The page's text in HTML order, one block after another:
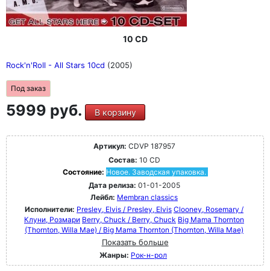
10 CD
Rock'n'Roll - All Stars 10cd (2005)
Под заказ
5999 руб. В корзину
Артикул: CDVP 187957
Состав: 10 CD
Состояние: Новое. Заводская упаковка.
Дата релиза: 01-01-2005
Лейбл: Membran classics
Исполнители: Presley, Elvis / Presley, Elvis Clooney, Rosemary /
Клуни, Розмари Berry, Chuck / Berry, Chuck Big Mama Thornton
(Thornton, Willa Mae) / Big Mama Thornton (Thornton, Willa Mae)
Показать больше
Жанры: Рок-н-poл